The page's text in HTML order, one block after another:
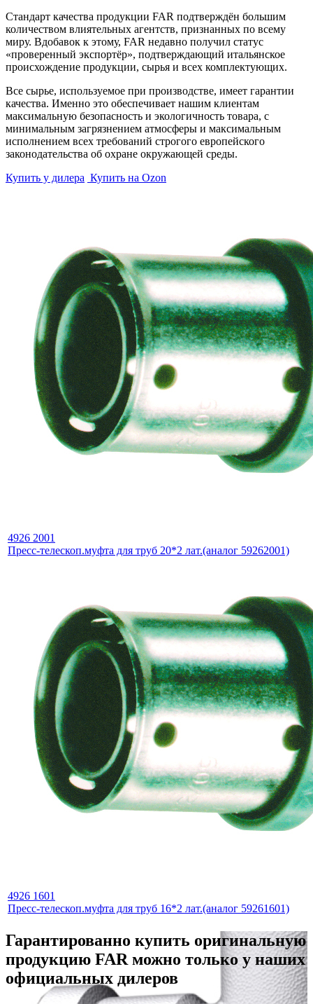
Стандарт качества продукции FAR подтверждён большим
количеством влиятельных агентств, признанных по всему
миру. Вдобавок к этому, FAR недавно получил статус
«проверенный экспортёр», подтверждающий итальянское
происхождение продукции, сырья и всех комплектующих.
Все сырье, используемое при производстве, имеет гарантии
качества. Именно это обеспечивает нашим клиентам
максимальную безопасность и экологичность товара, с
минимальным загрязнением атмосферы и максимальным
исполнением всех требований строгого европейского
законодательства об охране окружающей среды.
Купить у дилера Купить на Ozon
4926 2001
Пресс-телескоп.муфта для труб 20*2 лат.(аналог 59262001)
4926 1601
Пресс-телескоп.муфта для труб 16*2 лат.(аналог 59261601)
Гарантированно купить оригинальную
продукцию FAR можно только у наших
официальных дилеров